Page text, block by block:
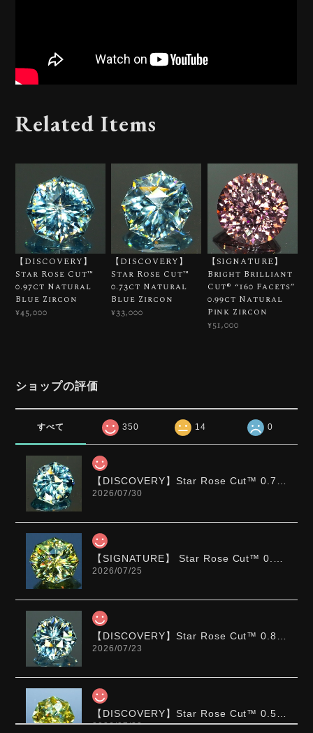
Related Items
【DISCOVERY】
Star Rose Cut™️
0.97ct Natural
Blue Zircon
¥45,000
【DISCOVERY】
Star Rose Cut™️
0.73ct Natural
Blue Zircon
¥33,000
【SIGNATURE】
Bright Brilliant
Cut®︎ “160 Facets”
0.99ct Natural
Pink Zircon
¥51,000
ショップの評価
すべて 350 14 0
【DISCOVERY】Star Rose Cut™️ 0.72ct Natural Blue Zircon
2026/07/30
【SIGNATURE】 Star Rose Cut™️ 0.48ct Natural Sphene
2026/07/25
【DISCOVERY】Star Rose Cut™️ 0.87ct Natural Blue Zircon
2026/07/23
【DISCOVERY】Star Rose Cut™️ 0.51ct Natural Sphene
2026/07/23